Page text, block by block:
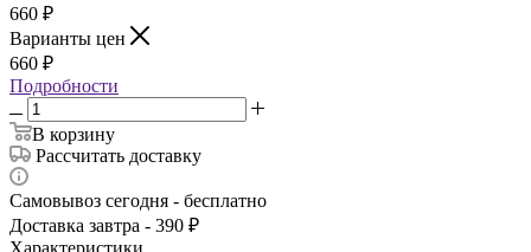
660 ₽
Варианты цен
660 ₽
Подробности
В корзину
Рассчитать доставку
Самовывоз сегодня - бесплатно
Доставка завтра - 390 ₽
Характеристики